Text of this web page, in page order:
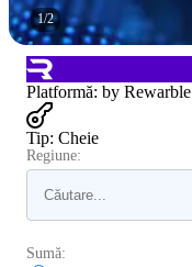
1/2
Platformă: by Rewarble
Tip: Cheie
Regiune:
Sumă: